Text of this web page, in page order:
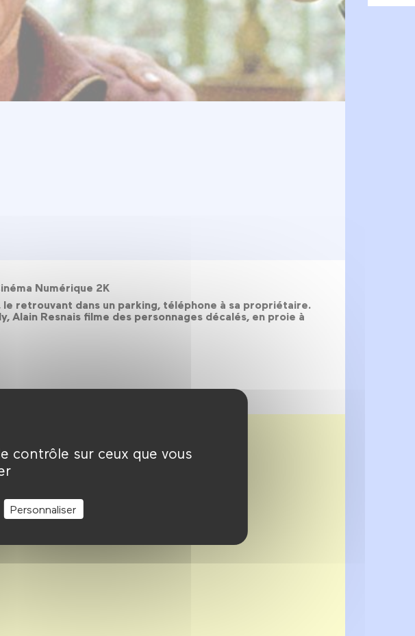
contrôle sur ceux que vous
Personnaliser
Numérique 2K
retrouvant dans un parking, téléphone à sa propriétaire.
Alain Resnais filme des personnages décalés, en proie à